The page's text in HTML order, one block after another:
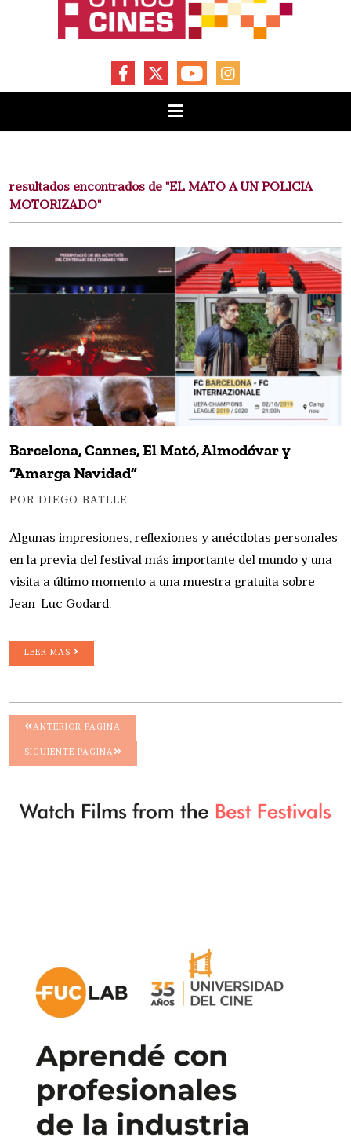
FACEBOOKYOUTUBEINSTAGRAM
resultados encontrados de "EL MATO A UN POLICIA
MOTORIZADO"
Barcelona, Cannes, El Mató, Almodóvar y
“Amarga Navidad”
POR DIEGO BATLLE
Algunas impresiones, reflexiones y anécdotas personales
en la previa del festival más importante del mundo y una
visita a último momento a una muestra gratuita sobre
Jean-Luc Godard.
LEER MAS
ANTERIOR PAGINA
SIGUIENTE PAGINA